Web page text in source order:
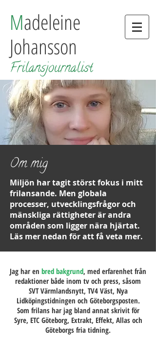
Madeleine
Johansson
Frilansjournalist
Om mig
Miljön har tagit störst fokus i mitt
frilansande. Men globala
processer, utvecklingsfrågor och
mänskliga rättigheter är andra
områden som ligger nära hjärtat.
Läs mer nedan för att få veta mer.
Jag har en bred bakgrund, med erfarenhet från
redaktioner både inom tv och press, såsom
SVT Värmlandsnytt, TV4 Väst, Nya
Lidköpingstidningen och Göteborgsposten.
Som frilans har jag bland annat skrivit för
Syre, ETC Göteborg, Extrakt, Effekt, Allas och
Göteborgs fria tidning.